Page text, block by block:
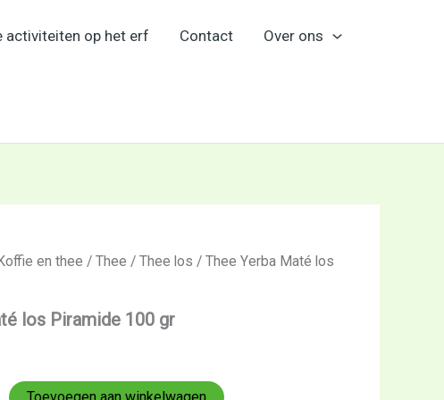
activiteiten op het erf Contact Over ons
en thee / Thee / Thee los / Thee Yerba Maté los
los Piramide 100 gr